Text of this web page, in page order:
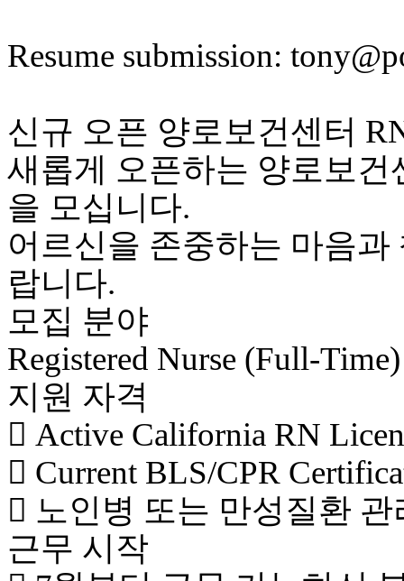
Resume submission:
신규 오픈 양로보건센터
새롭게 오픈하는 양로보
을 모십니다.
어르신을 존중하는 마음
랍니다.
모집 분야
Registered Nurse (Full-Time)
지원 자격
 Active California RN
 Current BLS/CPR
 노인병 또는 만성질환
근무 시작